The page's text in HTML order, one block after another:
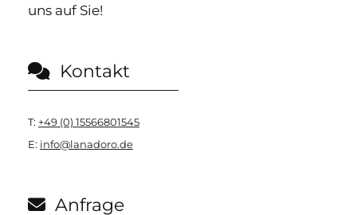
uns auf Sie!
 Kontakt
T: +49 (0) 15566801545
E: info@lanadoro.de
 Anfrage